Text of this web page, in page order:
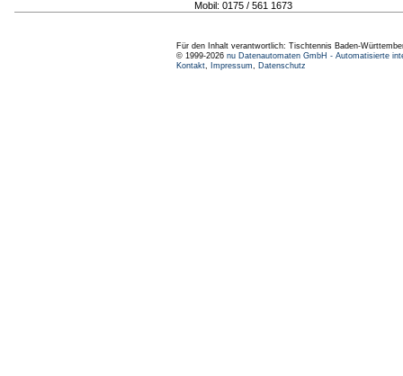
Mobil: 0175 / 561 1673
Für den Inhalt verantwortlich: Tischtennis Baden-
© 1999-2026 nu Datenautomaten GmbH - Automatisierte
Kontakt, Impressum, Datenschutz